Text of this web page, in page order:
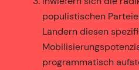
populistischen
Ländern diesen
programmatisch